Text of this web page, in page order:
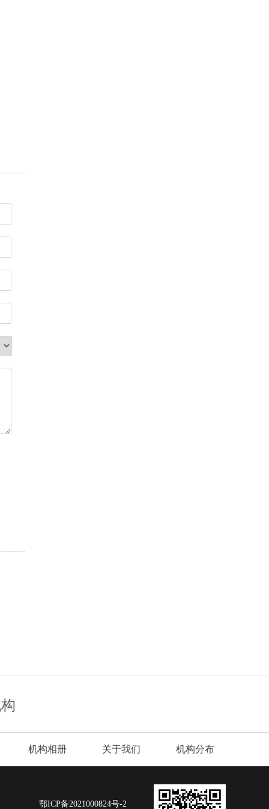
机构相册 关于我们 机构分布
鄂ICP备2021000824号-2